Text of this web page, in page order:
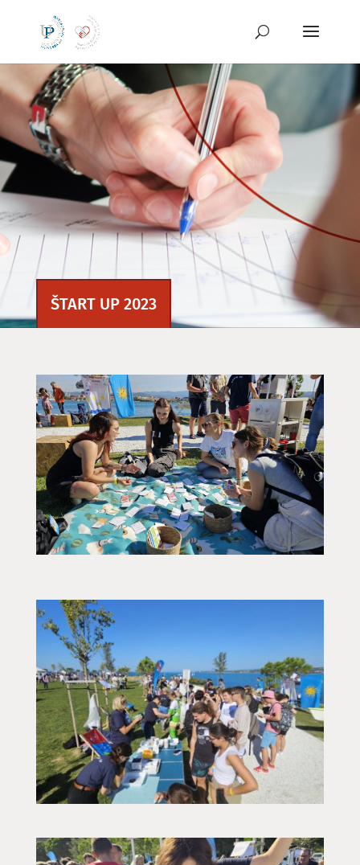
vsebino
ŠTART UP 2023